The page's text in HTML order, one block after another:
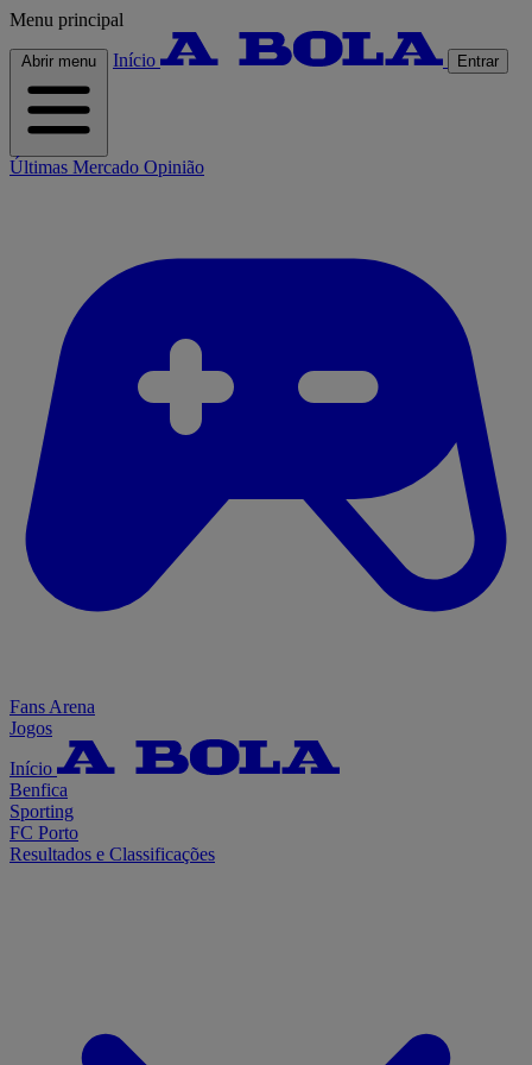
Menu principal
Abrir menu Início Entrar
Últimas Mercado Opinião
Fans Arena
Jogos
Início
Benfica
Sporting
FC Porto
Resultados e Classificações